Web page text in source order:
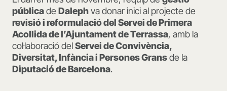
públicade Dalephva donar inici al projecte de
revisió i reformulació del Servei de Primera
Acollida de l’Ajuntament de Terrassa, amb la
col·laboració delServei de Convivència,
Diversitat, Infància i Persones Gransde la
Diputació de Barcelona.